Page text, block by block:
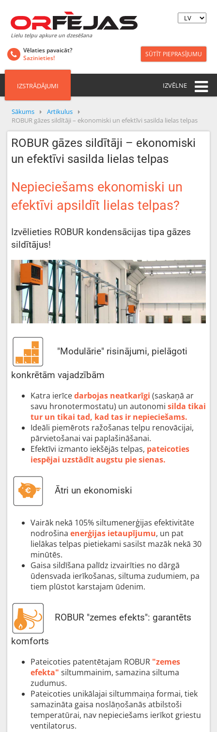
Lielu telpu apkure un dzesēšana
Vēlaties pavaicāt?
Sazinieties!
SŪTĪT PIEPRASĪJUMU
IZSTRĀDĀJUMI IZVĒLNE
Sākums
Artikulus
ROBUR gāzes sildītāji – ekonomiski un efektīvi sasilda lielas telpas
ROBUR gāzes sildītāji – ekonomiski
un efektīvi sasilda lielas telpas
Nepieciešams ekonomiski un
efektīvi apsildīt lielas telpas?
Izvēlieties ROBUR kondensācijas tipa gāzes
sildītājus!
"Modulārie" risinājumi, pielāgoti
konkrētām vajadzībām
Katra ierīcedarbojas neatkarīgi (saskaņā ar
savu hronotermostatu) un autonomi silda tikai
tur un tikai tad, kad tas ir nepieciešams.
Ideāli piemērots ražošanas telpu renovācijai,
pārvietošanai vai paplašināšanai.
Efektīvi izmanto iekšējās telpas, pateicoties
iespējai uzstādīt augstu pie sienas.
Ātri un ekonomiski
Vairāk nekā 105% siltumenerģijas efektivitāte
nodrošina enerģijas ietaupījumu, un pat
lielākas telpas pietiekami sasilst mazāk nekā 30
minūtēs.
Gaisa sildīšana palīdz izvairīties no dārgā
ūdensvada ierīkošanas, siltuma zudumiem, pa
tiem plūstot karstajam ūdenim.
ROBUR "zemes efekts": garantēts
komforts
Pateicoties patentētajam ROBUR "zemes
efekta" siltummainim, samazina siltuma
zudumus.
Pateicoties unikālajai siltummaiņa formai, tiek
samazināta gaisa noslāņošanās atbilstoši
temperatūrai, nav nepieciešams ierīkot griestu
ventilatorus.